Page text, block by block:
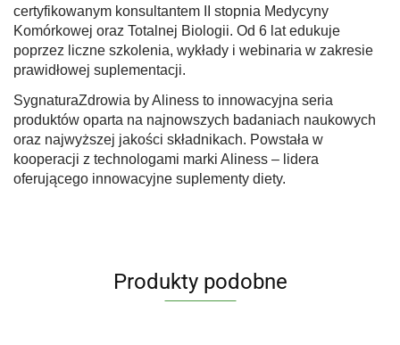
certyfikowanym konsultantem II stopnia Medycyny
Komórkowej oraz Totalnej Biologii. Od 6 lat edukuje
poprzez liczne szkolenia, wykłady i webinaria w zakresie
prawidłowej suplementacji.
SygnaturaZdrowia by Aliness to innowacyjna seria
produktów oparta na najnowszych badaniach naukowych
oraz najwyższej jakości składnikach. Powstała w
kooperacji z technologami marki Aliness – lidera
oferującego innowacyjne suplementy diety.
Produkty podobne